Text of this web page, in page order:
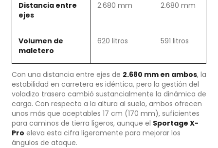
Distancia entre
ejes
2.680 mm 2.680 mm
Volumen de
maletero
620 litros 591 litros
Con una distancia entre ejes de 2.680 mm en ambos, la
estabilidad en carretera es idéntica, pero la gestión del
voladizo trasero cambió sustancialmente la dinámica de
carga. Con respecto a la altura al suelo, ambos ofrecen
unos más que aceptables 17 cm (170 mm), suficientes
para caminos de tierra ligeros, aunque el Sportage X-
Pro eleva esta cifra ligeramente para mejorar los
ángulos de ataque.